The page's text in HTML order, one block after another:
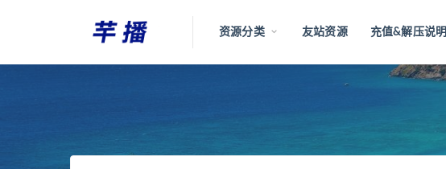
资源分类 友站资源 充值&解压说明